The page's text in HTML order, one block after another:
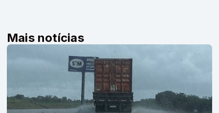
Mais notícias